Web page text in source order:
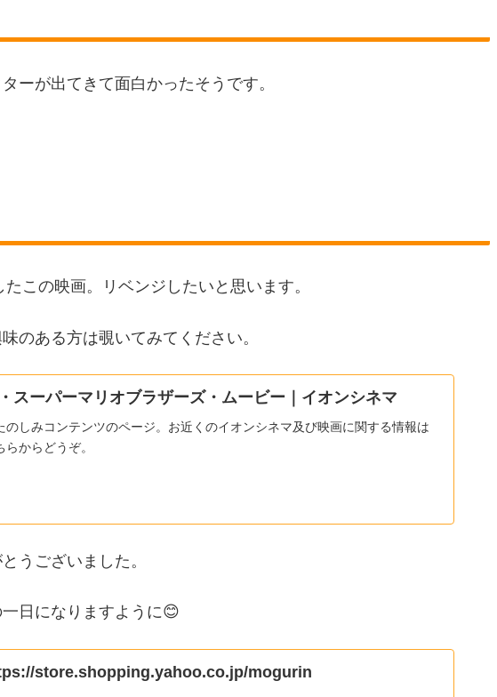
ーが出てきて面白かったそうです。
この映画。リベンジしたいと思います。
のある方は覗いてみてください。
スーパーマリオブラザーズ・ムービー｜イオンシネマ
のしみコンテンツのページ。お近くのイオンシネマ及び映画に関する情報は
らからどうぞ。
うございました。
日になりますように😊
store.shopping.yahoo.co.jp/mogurin